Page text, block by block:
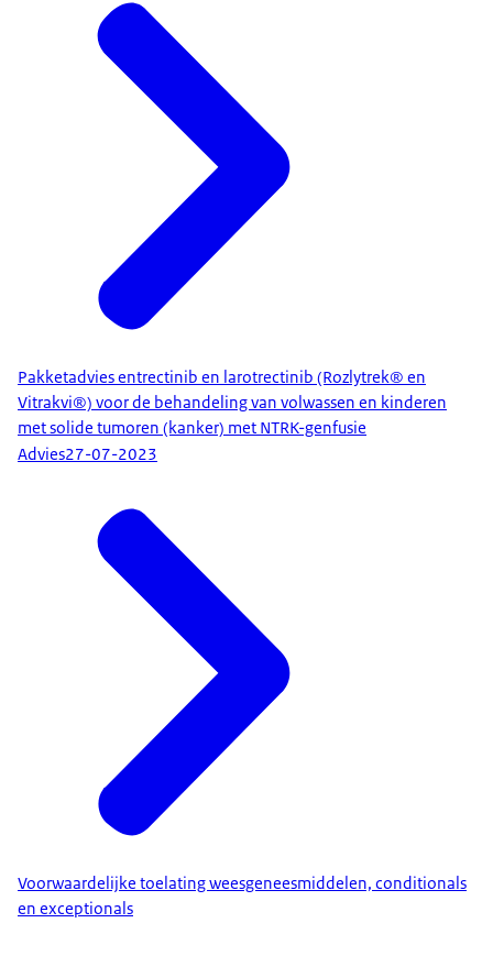
Pakketadvies entrectinib en larotrectinib (Rozlytrek® en
Vitrakvi®) voor de behandeling van volwassen en kinderen
met solide tumoren (kanker) met NTRK-genfusie
Advies27-07-2023
Voorwaardelijke toelating weesgeneesmiddelen, conditionals
en exceptionals